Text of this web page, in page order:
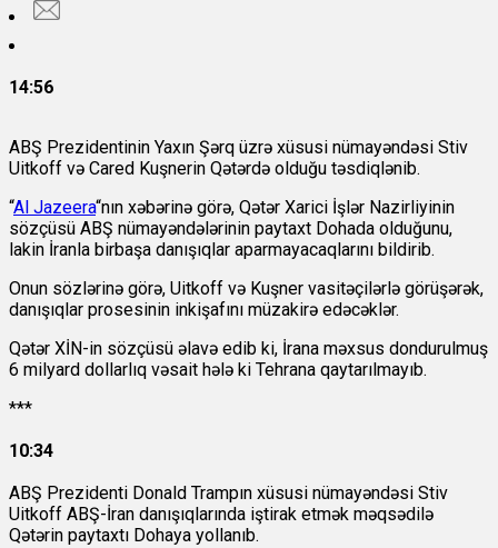
14:56
ABŞ Prezidentinin Yaxın Şərq üzrə xüsusi nümayəndəsi Stiv
Uitkoff və Cared Kuşnerin Qətərdə olduğu təsdiqlənib.
“Al Jazeera“nın xəbərinə görə, Qətər Xarici İşlər Nazirliyinin
sözçüsü ABŞ nümayəndələrinin paytaxt Dohada olduğunu,
lakin İranla birbaşa danışıqlar aparmayacaqlarını bildirib.
Onun sözlərinə görə, Uitkoff və Kuşner vasitəçilərlə görüşərək,
danışıqlar prosesinin inkişafını müzakirə edəcəklər.
Qətər XİN-in sözçüsü əlavə edib ki, İrana məxsus dondurulmuş
6 milyard dollarlıq vəsait hələ ki Tehrana qaytarılmayıb.
***
10:34
ABŞ Prezidenti Donald Trampın xüsusi nümayəndəsi Stiv
Uitkoff ABŞ-İran danışıqlarında iştirak etmək məqsədilə
Qətərin paytaxtı Dohaya yollanıb.